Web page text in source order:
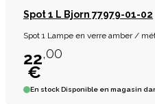
Spot 1 L Bjorn 77979-01-02
Spot 1 Lampe en verre amber /
22,00
€
En stockDisponible en magasin